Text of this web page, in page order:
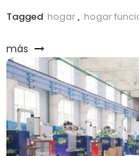
Tagged hogar, hogar
más